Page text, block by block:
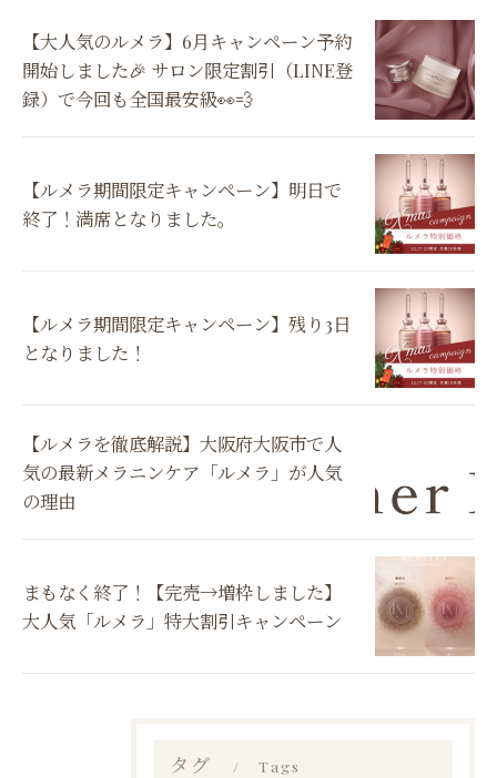
【大人気のルメラ】6月キャンペーン予約
開始しました🎉 サロン限定割引（LINE登
録）で今回も全国最安級👀💨
【ルメラ期間限定キャンペーン】明日で
終了！満席となりました。
【ルメラ期間限定キャンペーン】残り3日
となりました！
【ルメラを徹底解説】大阪府大阪市で人
気の最新メラニンケア「ルメラ」が人気
の理由
まもなく終了！【完売→増枠しました】
大人気「ルメラ」特大割引キャンペーン
タグ Tags